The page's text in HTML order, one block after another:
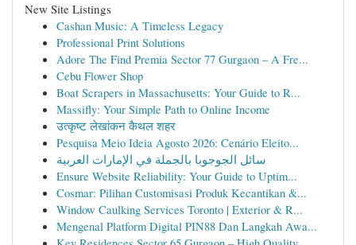
New Site Listings
Cashan Music: A Timeless Legacy
Professional Print Solutions
Adore The Find Premia Sector 77 Gurgaon – A Fre...
Cebu Flower Shop
Boat Scrapers in Massachusetts: Your Guide to R...
Massifly: Your Simple Path to Online Income
उत्कृष्ट लेखांकन कैथल शहर
Pesquisa Meio Ideia Agosto 2026: Cenário Eleito...
سائل الجوجوبا بالجملة في الإمارات العربية
Ensure Website Reliability: Your Guide to Uptim...
Cosmar: Pilihan Customisasi Produk Kecantikan &...
Window Caulking Services Toronto | Exterior & R...
Mengenal Platform Digital PIN88 Dan Langkah Awa...